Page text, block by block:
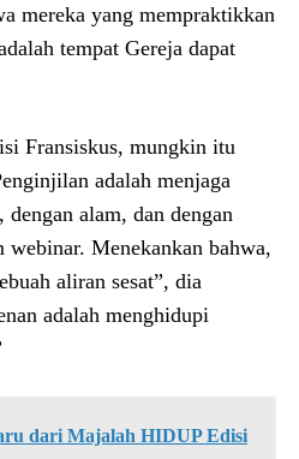
mereka yang mempraktikkan
tempat Gereja dapat
Fransiskus, mungkin itu
adalah menjaga
dengan alam, dan dengan
webinar. Menekankan bahwa,
aliran sesat”, dia
adalah menghidupi
dari Majalah HIDUP Edisi